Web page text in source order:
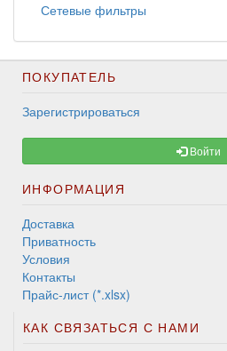
Сетевые фильтры
ПОКУПАТЕЛЬ
Зарегистрироваться
Войти
ИНФОРМАЦИЯ
Доставка
Приватность
Условия
Контакты
Прайс-лист (*.xlsx)
КАК СВЯЗАТЬСЯ С НАМИ